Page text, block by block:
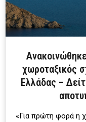
χωροταξικός
Ελλάδας –
«Για πρώτη φορά η